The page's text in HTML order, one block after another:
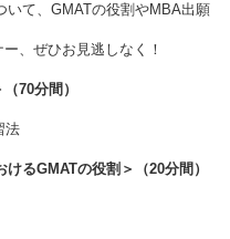
いて、GMATの役割やMBA出願
、ぜひお見逃しなく！
70分間）
法
るGMATの役割＞（20分間）